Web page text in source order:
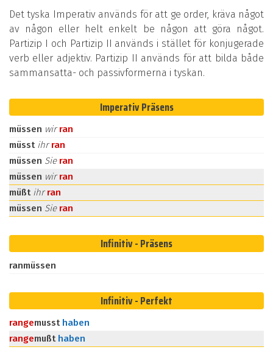
Det tyska Imperativ används för att ge order, kräva något
av någon eller helt enkelt be någon att göra något.
Partizip I och Partizip II används i stället för konjugerade
verb eller adjektiv. Partizip II används för att bilda både
sammansatta- och passivformerna i tyskan.
Imperativ Präsens
müssen wirran
müsst ihrran
müssen Sie ran
müssen wirran
müßt ihrran
müssen Sie ran
Infinitiv - Präsens
ranmüssen
Infinitiv - Perfekt
rangemusst haben
rangemußt haben